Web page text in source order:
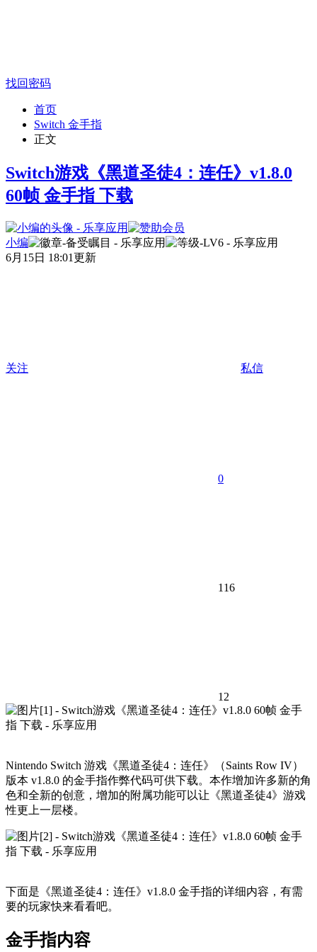
找回密码
首页
Switch 金手指
正文
Switch游戏《黑道圣徒4：连任》v1.8.0
60帧 金手指 下载
小编
6月15日 18:01更新
关注 私信
0
116
12
Nintendo Switch 游戏《黑道圣徒4：连任》（Saints Row IV）
版本 v1.8.0 的金手指作弊代码可供下载。本作增加许多新的角
色和全新的创意，增加的附属功能可以让《黑道圣徒4》游戏
性更上一层楼。
下面是《黑道圣徒4：连任》v1.8.0 金手指的详细内容，有需
要的玩家快来看看吧。
金手指内容